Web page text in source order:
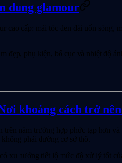
dung glamour
cao cấp: mái tóc đen dài uốn sóng,
đẹp, phụ kiện, bố cục và nhiệt độ
khoảng cách trở
trên năm trường hợp phức tạp hơn
phải đường cơ sở thô.
xu hướng tiết lộ mức độ xử lý tốt